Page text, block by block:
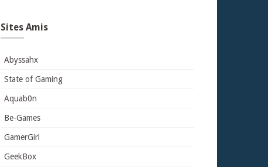
Sites Amis
Abyssahx
State of Gaming
Aquab0n
Be-Games
GamerGirl
GeekBox